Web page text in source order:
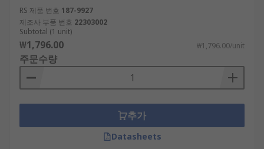
Easy installation and commissioning
Suitable for diverse application
A high degree of protection
Suitable for diverse applications
Applications for Fuse Switch
RS 제품 번호 187-9927
제조사 부품 번호 22303002
Subtotal (1 unit)
₩1,796.00 ₩1,796.00/unit
주문수량
추가
Datasheets